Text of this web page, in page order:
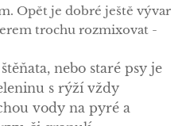
Opět je dobré ještě vývar
trochu rozmixovat -
nebo staré psy je
s rýží vždy
vody na pyré a